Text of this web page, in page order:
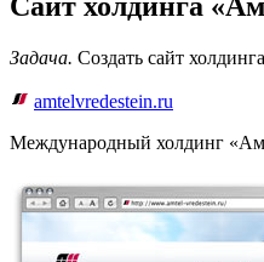
Задача. Создать сайт
amtelvredestein.ru
Международный холдинг